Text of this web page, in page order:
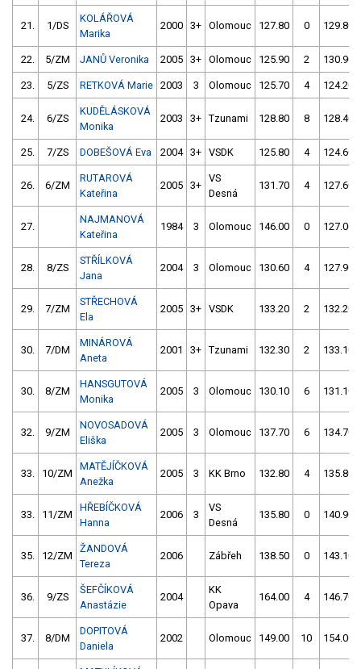
21. 1/DS
KOLÁŘOVÁ
Marika
2000 3+ Olomouc 127.80 0 129.80
22. 5/ZM JANŮ Veronika 2005 3+ Olomouc 125.90 2 130.90
23. 5/ZS RETKOVÁ Marie 2003 3 Olomouc 125.70 4 124.20
24. 6/ZS
KUDĚLÁSKOVÁ
Monika
2003 3+ Tzunami 128.80 8 128.40
25. 7/ZS DOBEŠOVÁ Eva 2004 3+ VSDK 125.80 4 124.60
26. 6/ZM
RUTAROVÁ
Kateřina
2005 3+
VS
Desná
131.70 4 127.60
27.
NAJMANOVÁ
Kateřina
1984 3 Olomouc 146.00 0 127.00
28. 8/ZS
STŘÍLKOVÁ
Jana
2004 3 Olomouc 130.60 4 127.90
29. 7/ZM
STŘECHOVÁ
Ela
2005 3+ VSDK 133.20 2 132.20
30. 7/DM
MINÁROVÁ
Aneta
2001 3+ Tzunami 132.30 2 133.10
30. 8/ZM
HANSGUTOVÁ
Monika
2005 3 Olomouc 130.10 6 131.10
32. 9/ZM
NOVOSADOVÁ
Eliška
2005 3 Olomouc 137.70 6 134.70
33. 10/ZM
MATĚJÍČKOVÁ
Anežka
2005 3 KK Brno 132.80 4 135.80
33. 11/ZM
HŘEBÍČKOVÁ
Hanna
2006 3
VS
Desná
135.80 0 140.90
35. 12/ZM
ŽANDOVÁ
Tereza
2006 Zábřeh 138.50 0 143.10
36. 9/ZS
ŠEFČÍKOVÁ
Anastázie
2004
KK
Opava
164.00 4 146.70
37. 8/DM
DOPITOVÁ
Daniela
2002 Olomouc 149.00 10 154.00